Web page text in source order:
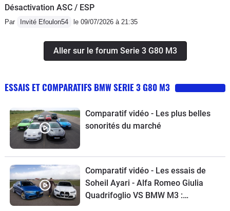
Désactivation ASC / ESP
Par Invité Efoulon54 le 09/07/2026 à 21:35
Aller sur le forum Serie 3 G80 M3
ESSAIS ET COMPARATIFS BMW SERIE 3 G80 M3
Comparatif vidéo - Les plus belles
sonorités du marché
Comparatif vidéo - Les essais de
Soheil Ayari - Alfa Romeo Giulia
Quadrifoglio VS BMW M3 :